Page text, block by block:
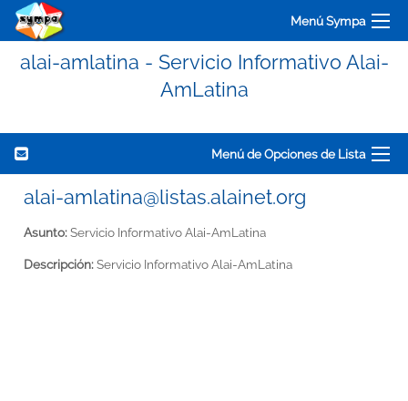
Menú Sympa
alai-amlatina - Servicio Informativo Alai-
AmLatina
Menú de Opciones de Lista
alai-amlatina@listas.alainet.org
Asunto:Servicio Informativo Alai-AmLatina
Descripción:Servicio Informativo Alai-AmLatina